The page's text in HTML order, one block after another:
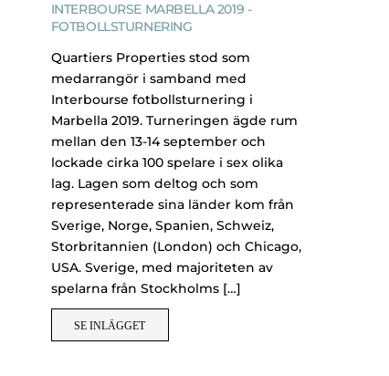
INTERBOURSE MARBELLA 2019 -
FOTBOLLSTURNERING
Quartiers Properties stod som
medarrangör i samband med
Interbourse fotbollsturnering i
Marbella 2019. Turneringen ägde rum
mellan den 13-14 september och
lockade cirka 100 spelare i sex olika
lag. Lagen som deltog och som
representerade sina länder kom från
Sverige, Norge, Spanien, Schweiz,
Storbritannien (London) och Chicago,
USA. Sverige, med majoriteten av
spelarna från Stockholms […]
SE INLÄGGET